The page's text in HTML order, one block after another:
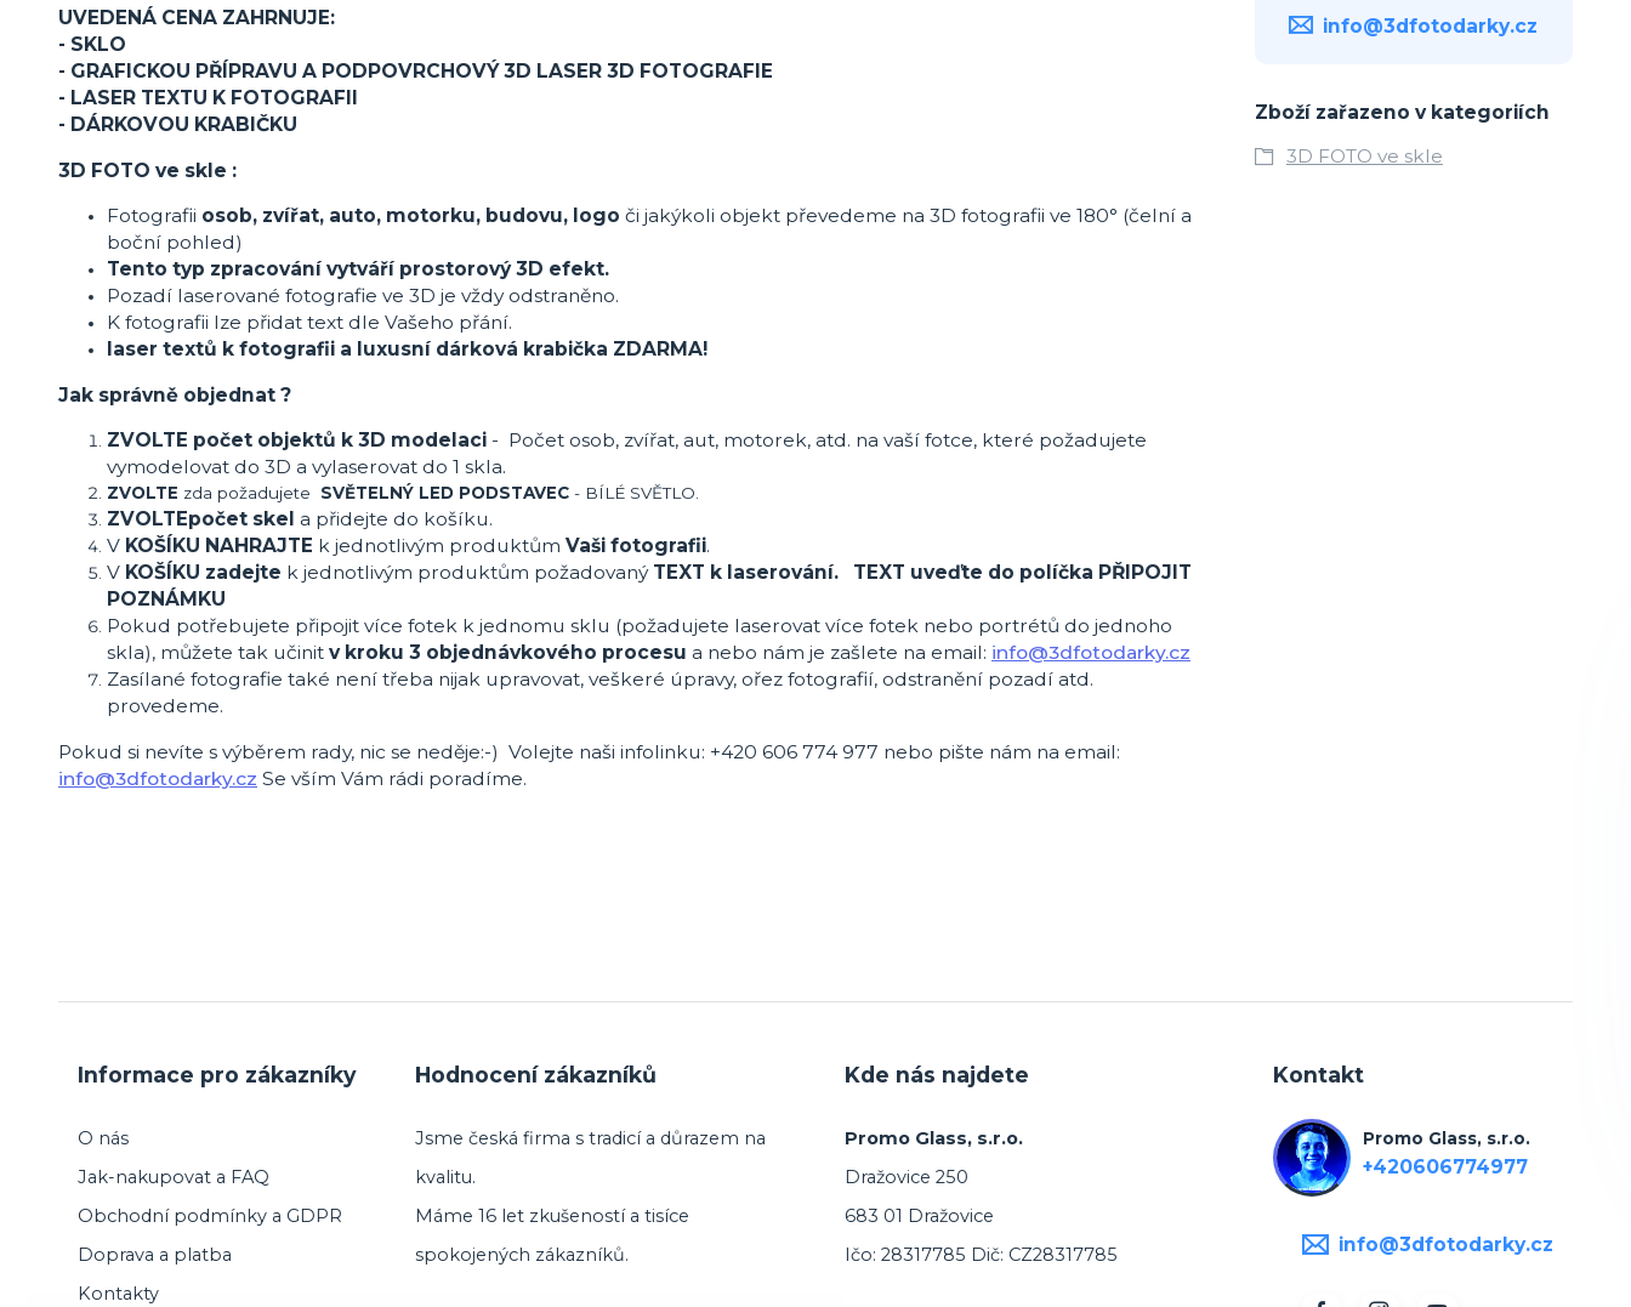
UVEDENÁ CENA ZAHRNUJE:
- SKLO
- GRAFICKOU PŘÍPRAVU A PODPOVRCHOVÝ 3D LASER 3D FOTOGRAFIE
- LASER TEXTU K FOTOGRAFII
- DÁRKOVOU KRABIČKU
3D FOTO ve skle :
Fotografii osob, zvířat, auto, motorku, budovu, logo či jakýkoli objekt převedeme na 3D fotografii ve 180° (čelní a
boční pohled)
Tento typ zpracování vytváří prostorový 3D efekt.
Pozadí laserované fotografie ve 3D je vždy odstraněno.
K fotografii lze přidat text dle Vašeho přání.
laser textů k fotografii a luxusní dárková krabička ZDARMA!
Jak správně objednat ?
ZVOLTE počet objektů k 3D modelaci - Počet osob, zvířat, aut, motorek, atd. na vaší fotce, které požadujete
vymodelovat do 3D a vylaserovat do 1 skla.
ZVOLTE zda požadujete SVĚTELNÝ LED PODSTAVEC - BÍLÉ SVĚTLO.
ZVOLTEpočet skel a přidejte do košíku.
V KOŠÍKU NAHRAJTE k jednotlivým produktům Vaši fotografii.
V KOŠÍKU zadejte k jednotlivým produktům požadovanýTEXT k laserování. TEXT uveďte do políčka PŘIPOJIT
POZNÁMKU
Pokud potřebujete připojit více fotek k jednomu sklu (požadujete laserovat více fotek nebo portrétů do jednoho
skla), můžete tak učinit v kroku 3 objednávkového procesu a nebo nám je zašlete na email: info@3dfotodarky.cz
Zasílané fotografie také není třeba nijak upravovat, veškeré úpravy, ořez fotografií, odstranění pozadí atd.
provedeme.
Pokud si nevíte s výběrem rady, nic se neděje:-) Volejte naši infolinku: +420 606 774 977 nebo pište nám na email:
info@3dfotodarky.cz Se vším Vám rádi poradíme.
info@3dfotodarky.cz
Zboží zařazeno v kategoriích
3D FOTO ve skle
Informace pro zákazníky
O nás
Jak-nakupovat a FAQ
Obchodní podmínky a GDPR
Doprava a platba
Kontakty
Hodnocení zákazníků
Jsme česká firma s tradicí a důrazem na
kvalitu.
Máme 16 let zkušeností a tisíce
spokojených zákazníků.
Kde nás najdete
Promo Glass, s.r.o.
Dražovice 250
683 01 Dražovice
Ičo: 28317785 Dič: CZ28317785
Kontakt
Promo Glass, s.r.o.
+420606774977
info@3dfotodarky.cz